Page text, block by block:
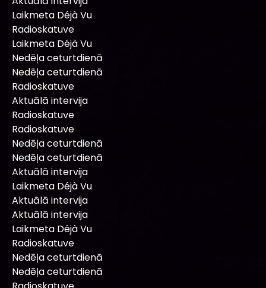
Laikmeta Déjà Vu
Radioskatuve
Laikmeta Déjà Vu
Nedēļa ceturtdienā
Nedēļa ceturtdienā
Radioskatuve
Aktuālā intervija
Radioskatuve
Radioskatuve
Nedēļa ceturtdienā
Nedēļa ceturtdienā
Aktuālā intervija
Laikmeta Déjà Vu
Aktuālā intervija
Aktuālā intervija
Laikmeta Déjà Vu
Radioskatuve
Nedēļa ceturtdienā
Nedēļa ceturtdienā